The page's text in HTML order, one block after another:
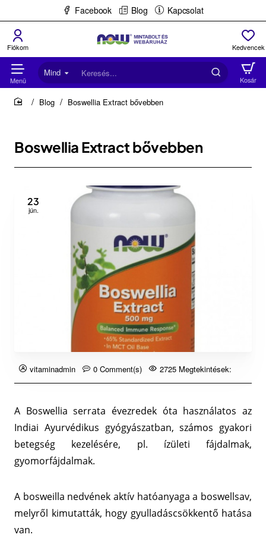
Facebook Blog Kapcsolat
Mind
Keresés...
Blog Boswellia Extract bővebben
Boswellia Extract bővebben
23
jún.
vitaminadmin 0 Comment(s) 2725 Megtekintések:
A Boswellia serrata évezredek óta használatos az
Indiai Ayurvédikus gyógyászatban, számos gyakori
betegség kezelésére, pl. ízületi fájdalmak,
gyomorfájdalmak.
A bosweilla nedvének aktív hatóanyaga a boswellsav,
melyről kimutatták, hogy gyulladáscsökkentő hatása
van.